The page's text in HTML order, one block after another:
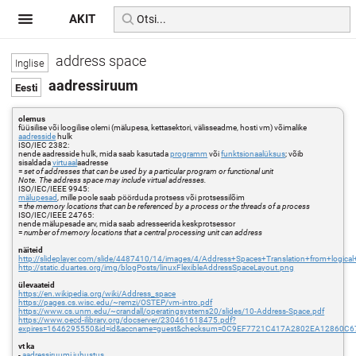
address space
aadressiruum
olemus
füüsilise või loogilise olemi (mälupesa, kettasektori, välisseadme, hosti vm) võimalike
aadresside hulk
ISO/IEC 2382:
nende aadresside hulk, mida saab kasutadaprogramm võifunktsionaalüksus; võib
sisaldadavirtuaalaadresse
=set of addresses that can be used by a particular program or functional unit
Note. The address space may include virtual addresses.
ISO/IEC/IEEE 9945:
mälupesad , mille poole saab pöörduda protsess või protsessilõim
=the memory locations that can be referenced by a process or the threads of a process
ISO/IEC/IEEE 24765:
nende mälupesade arv, mida saab adresseerida keskprotsessor
=number of memory locations that a central processing unit can address
näiteid
http://slideplayer.com/slide/4487410/14/images/4/
http://static.duartes.org/img/blogPosts/linuxFlexibleAddressSpaceLayout.png
ülevaateid
https://en.wikipedia.org/wiki/Address_space
https://pages.cs.wisc.edu/~remzi/OSTEP/vm-intro.pdf
https://www.cs.unm.edu/~crandall/operatingsystems20/slides/10-Address-Space.pdf
https://www.oecd-ilibrary.org/docserver/230461618475.pdf?
vt ka
AKIT